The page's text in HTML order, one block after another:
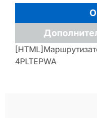
4PLTEPWA